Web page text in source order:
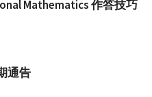
Mathematics 作答技巧
通告